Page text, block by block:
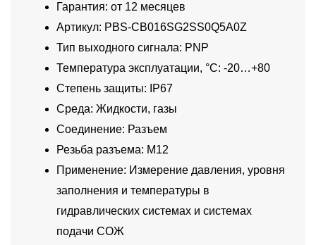
Гарантия: от 12 месяцев
Артикул: PBS-CB016SG2SS0Q5A0Z
Тип выходного сигнала: PNP
Температура эксплуатации, °C: -20…+80
Степень защиты: IP67
Среда: Жидкости, газы
Соединение: Разъем
Резьба разъема: M12
Применение: Измерение давления, уровня
заполнения и температуры в
гидравлических системах и системах
подачи СОЖ